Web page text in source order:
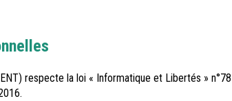
respecte la loi « Informatique et Libertés » n°78